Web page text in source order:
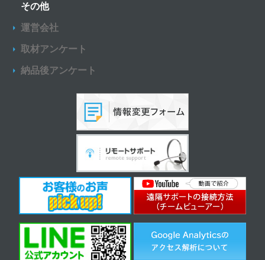
その他
運営会社
取材アンケート
納品後アンケート